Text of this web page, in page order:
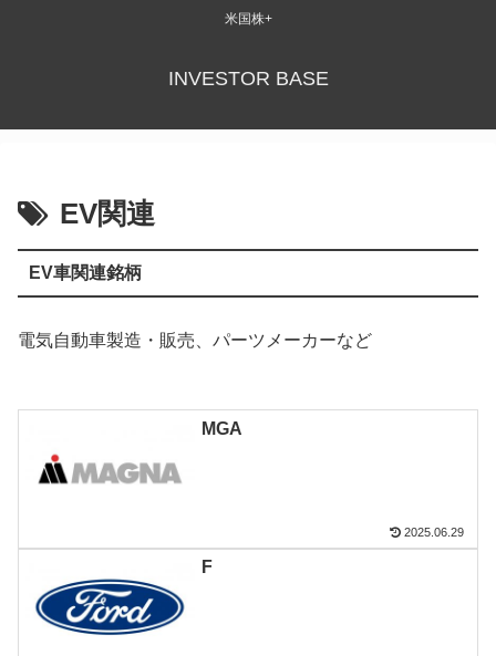
米国株+
INVESTOR BASE
EV関連
EV車関連銘柄
電気自動車製造・販売、パーツメーカーなど
MGA
2025.06.29
F